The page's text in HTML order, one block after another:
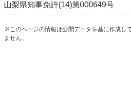
山梨県知事免許(14)第000649号
※このページの情報は公開データを基に作成し
ません。